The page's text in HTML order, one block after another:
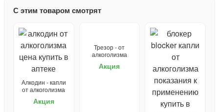
С этим товаром смотрят
Алкодин - капли
от алкоголизма
Акция
Трезор - от
алкоголизма
Акция